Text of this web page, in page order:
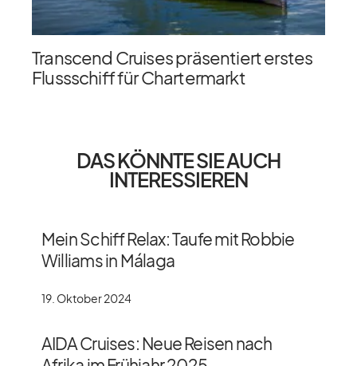
Transcend Cruises präsentiert erstes
Flussschiff für Chartermarkt
DAS KÖNNTE SIE AUCH
INTERESSIEREN
Mein Schiff Relax: Taufe mit Robbie
Williams in Málaga
19. Oktober 2024
AIDA Cruises: Neue Reisen nach